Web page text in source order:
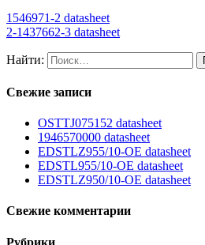
1546971-2 datasheet
2-1437662-3 datasheet
Найти:
Свежие записи
OSTTJ075152 datasheet
1946570000 datasheet
EDSTLZ955/10-OE datasheet
EDSTL955/10-OE datasheet
EDSTLZ950/10-OE datasheet
Свежие комментарии
Рубрики